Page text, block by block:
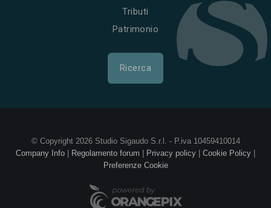
Tributi
Patrimonio
Ricerca
© Copyright 2026 Studio Sigaudo S.r.l. - P.iva 10459410014
Company Info
Regolamento forum Privacy policy Cookie Policy
Preferenze Cookie